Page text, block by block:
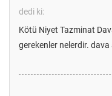
dedi ki:
Kötü Niyet Tazminat
gerekenler nelerdir.